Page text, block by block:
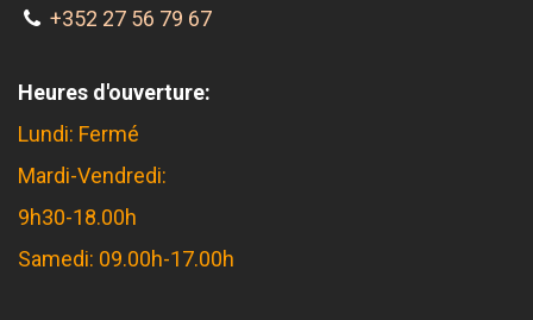
+352 27 56 79 67
Heures d'ouverture:
Lundi: Fermé
Mardi-Vendredi:
9h30-18.00h
Samedi: 09.00h-17.00h